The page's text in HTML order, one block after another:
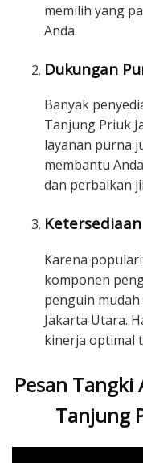
memilih yang
Anda.
Dukungan
Banyak
Tanjung Priuk
layanan purna
membantu
dan perbaikan
Karena
komponen
penguin
Jakarta Utara.
kinerja optimal
Pesan Tangki
Tanjung